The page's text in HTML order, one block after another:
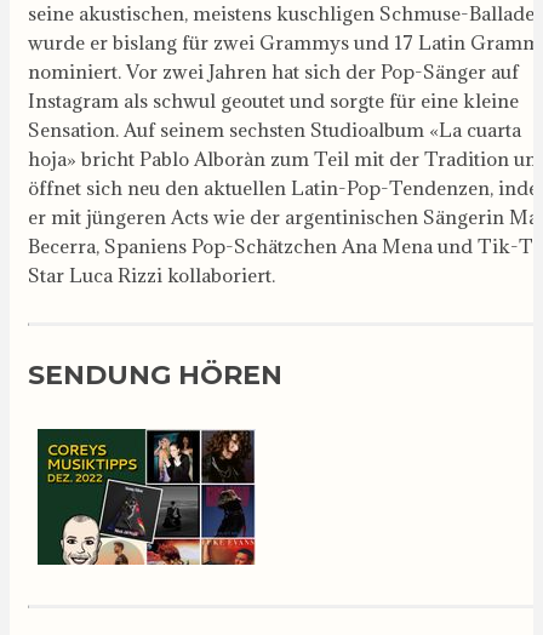
seine akustischen, meistens kuschligen Schmuse-
wurde er bislang für zwei Grammys und 17 Latin
nominiert. Vor zwei Jahren hat sich der Pop-Sänger auf
Instagram als schwul geoutet und sorgte für eine kleine
Sensation. Auf seinem sechsten Studioalbum «La cuarta
hoja» bricht Pablo Alboràn zum Teil mit der Tradition
öffnet sich neu den aktuellen Latin-Pop-Tendenzen,
er mit jüngeren Acts wie der argentinischen Sängerin
Becerra, Spaniens Pop-Schätzchen Ana Mena und Tik-
Star Luca Rizzi kollaboriert.
SENDUNG HÖREN